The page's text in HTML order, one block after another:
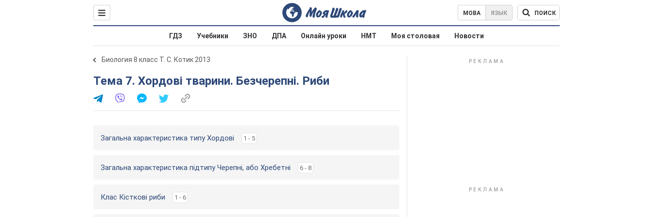
МОВА ЯЗЫК ПОИСК
ГДЗ Учебники ЗНО ДПА Онлайн уроки НМТ Моя столовая Новости
Биология 8 класс Т. С. Котик 2013
Тема 7. Хордові тварини. Безчерепні. Риби
Загальна характеристика типу Хордові 1 - 5
Загальна характеристика підтипу Черепні, або Хребетні 6 - 8
Клас Кісткові риби 1 - 6